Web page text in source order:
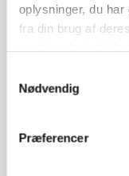
oplysninger, du
fra din brug af
Nødvendig
Præferencer
KVÆG
Snart kan man
skadedyrsrisici